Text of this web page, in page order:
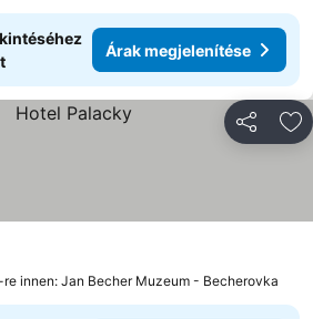
Árak megjelenítése
re innen: Jan Becher Muzeum - Becherovka